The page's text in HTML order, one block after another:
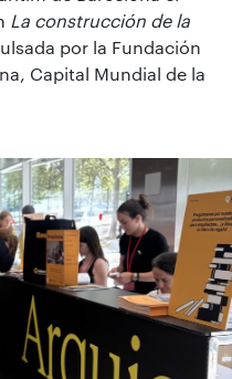
La construcción de la
por la Fundación
Capital Mundial de la